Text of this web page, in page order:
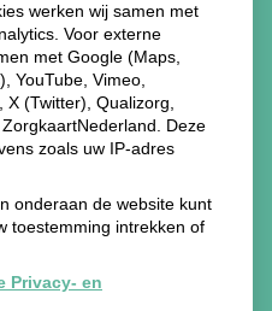
werken wij samen met
Voor externe
met Google (Maps,
YouTube, Vimeo,
(Twitter), Qualizorg,
Deze
zoals uw IP-adres
onderaan de website kunt
toestemming intrekken of
Privacy- en